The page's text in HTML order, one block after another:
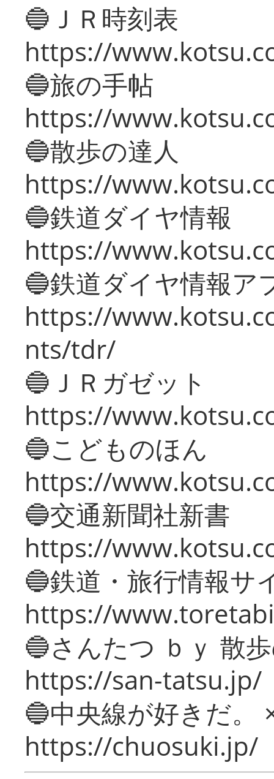
🔵ＪＲ時刻表
https://
🔵旅の手帖
https://
🔵散歩の達人
https://
🔵鉄道ダイヤ情報
https://
🔵鉄道ダイヤ情報ア
https://
nts/tdr/
🔵ＪＲガゼット
https://
🔵こどものほん
https://
🔵交通新聞社新書
https://
🔵鉄道・旅行情報サ
https://
🔵さんたつ ｂｙ 散
https://san-tatsu.jp/
🔵中央線が好きだ。
https://chuosuki.jp/